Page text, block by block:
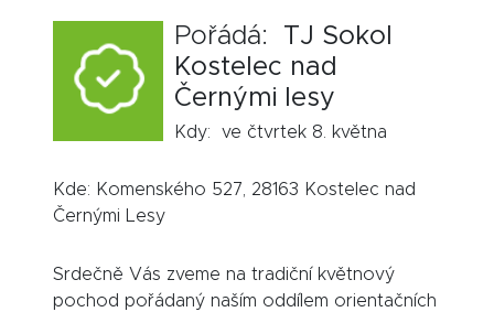
Pořádá: TJ Sokol
Kostelec nad
Černými lesy
Kdy: ve čtvrtek 8. května
Kde: Komenského 527, 28163 Kostelec nad
Černými Lesy
Srdečně Vás zveme na tradiční květnový
pochod pořádaný naším oddílem orientačních